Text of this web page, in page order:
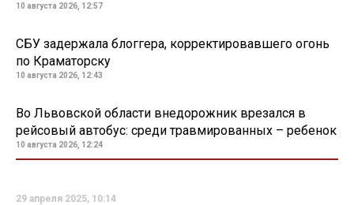
10 августа 2026, 12:57
СБУ задержала блоггера, корректировавшего огонь
по Краматорску
10 августа 2026, 12:43
Во Львовской области внедорожник врезался в
рейсовый автобус: среди травмированных – ребенок
10 августа 2026, 12:24
29 апреля 2025, 10:14